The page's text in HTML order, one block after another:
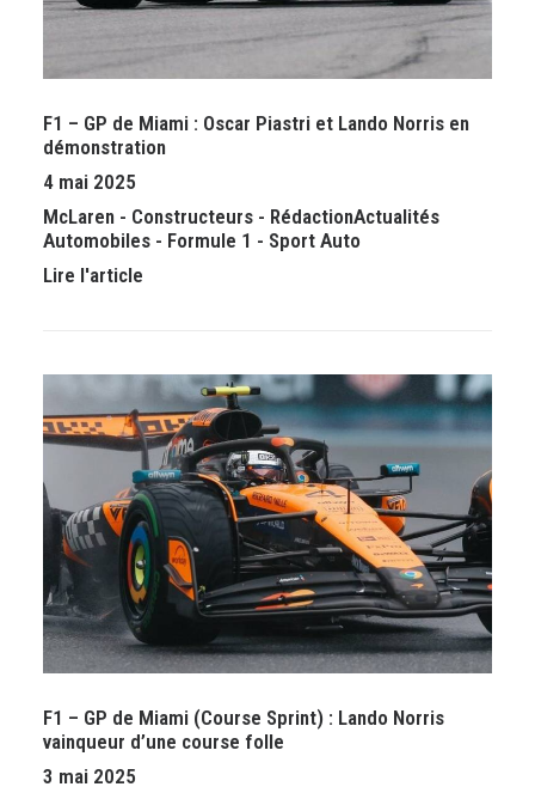
F1 – GP de Miami : Oscar Piastri et Lando Norris en
démonstration
4 mai 2025
McLaren - Constructeurs - RédactionActualités
Automobiles - Formule 1 - Sport Auto
Lire l'article
F1 – GP de Miami (Course Sprint) : Lando Norris
vainqueur d’une course folle
3 mai 2025